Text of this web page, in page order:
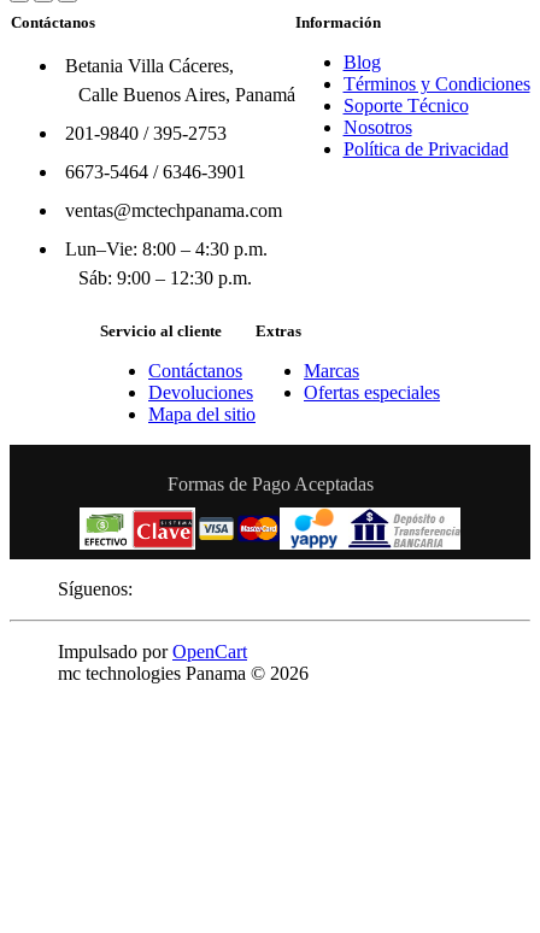
Contáctanos
Betania Villa Cáceres,
Calle Buenos Aires, Panamá
201-9840/395-2753
6673-5464/6346-3901
ventas@mctechpanama.com
Lun–Vie: 8:00 – 4:30 p.m.
Sáb: 9:00 – 12:30 p.m.
Información
Blog
Términos y Condiciones
Soporte Técnico
Nosotros
Política de Privacidad
Servicio al cliente
Contáctanos
Devoluciones
Mapa del sitio
Extras
Marcas
Ofertas especiales
Formas de Pago Aceptadas
Síguenos:
Impulsado porOpenCart
mc technologies Panama © 2026